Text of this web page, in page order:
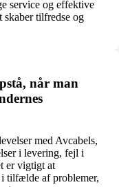
service og effektive
skaber tilfredse og
når man
med Avcabels,
i levering, fejl i
er vigtigt at
tilfælde af problemer,